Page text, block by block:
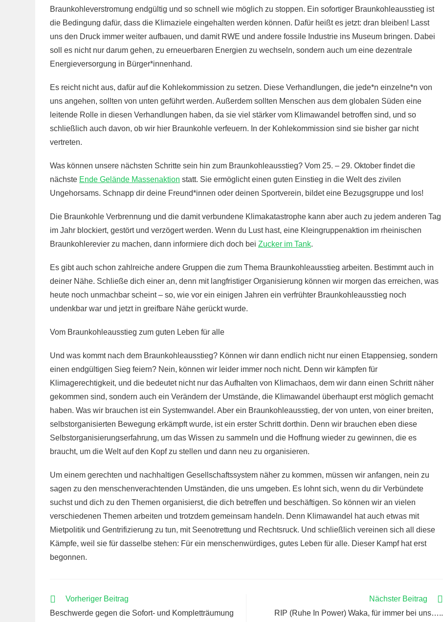
Braunkohleverstromung endgültig und so schnell wie möglich zu stoppen. Ein sofortiger Braunkohleausstieg ist
die Bedingung dafür, dass die Klimaziele eingehalten werden können. Dafür heißt es jetzt: dran bleiben! Lasst
uns den Druck immer weiter aufbauen, und damit RWE und andere fossile Industrie ins Museum bringen. Dabei
soll es nicht nur darum gehen, zu erneuerbaren Energien zu wechseln, sondern auch um eine dezentrale
Energieversorgung in Bürger*innenhand.
Es reicht nicht aus, dafür auf die Kohlekommission zu setzen. Diese Verhandlungen, die jede*n einzelne*n von
uns angehen, sollten von unten geführt werden. Außerdem sollten Menschen aus dem globalen Süden eine
leitende Rolle in diesen Verhandlungen haben, da sie viel stärker vom Klimawandel betroffen sind, und so
schließlich auch davon, ob wir hier Braunkohle verfeuern. In der Kohlekommission sind sie bisher gar nicht
vertreten.
Was können unsere nächsten Schritte sein hin zum Braunkohleausstieg? Vom 25. – 29. Oktober findet die
nächste Ende Gelände Massenaktion statt. Sie ermöglicht einen guten Einstieg in die Welt des zivilen
Ungehorsams. Schnapp dir deine Freund*innen oder deinen Sportverein, bildet eine Bezugsgruppe und los!
Die Braunkohle Verbrennung und die damit verbundene Klimakatastrophe kann aber auch zu jedem anderen Tag
im Jahr blockiert, gestört und verzögert werden. Wenn du Lust hast, eine Kleingruppenaktion im rheinischen
Braunkohlerevier zu machen, dann informiere dich doch bei Zucker im Tank.
Es gibt auch schon zahlreiche andere Gruppen die zum Thema Braunkohleausstieg arbeiten. Bestimmt auch in
deiner Nähe. Schließe dich einer an, denn mit langfristiger Organisierung können wir morgen das erreichen, was
heute noch unmachbar scheint – so, wie vor ein einigen Jahren ein verfrühter Braunkohleausstieg noch
undenkbar war und jetzt in greifbare Nähe gerückt wurde.
Vom Braunkohleausstieg zum guten Leben für alle
Und was kommt nach dem Braunkohleausstieg? Können wir dann endlich nicht nur einen Etappensieg, sondern
einen endgültigen Sieg feiern? Nein, können wir leider immer noch nicht. Denn wir kämpfen für
Klimagerechtigkeit, und die bedeutet nicht nur das Aufhalten von Klimachaos, dem wir dann einen Schritt näher
gekommen sind, sondern auch ein Verändern der Umstände, die Klimawandel überhaupt erst möglich gemacht
haben. Was wir brauchen ist ein Systemwandel. Aber ein Braunkohleausstieg, der von unten, von einer breiten,
selbstorganisierten Bewegung erkämpft wurde, ist ein erster Schritt dorthin. Denn wir brauchen eben diese
Selbstorganisierungserfahrung, um das Wissen zu sammeln und die Hoffnung wieder zu gewinnen, die es
braucht, um die Welt auf den Kopf zu stellen und dann neu zu organisieren.
Um einem gerechten und nachhaltigen Gesellschaftssystem näher zu kommen, müssen wir anfangen, nein zu
sagen zu den menschenverachtenden Umständen, die uns umgeben. Es lohnt sich, wenn du dir Verbündete
suchst und dich zu den Themen organisierst, die dich betreffen und beschäftigen. So können wir an vielen
verschiedenen Themen arbeiten und trotzdem gemeinsam handeln. Denn Klimawandel hat auch etwas mit
Mietpolitik und Gentrifizierung zu tun, mit Seenotrettung und Rechtsruck. Und schließlich vereinen sich all diese
Kämpfe, weil sie für dasselbe stehen: Für ein menschenwürdiges, gutes Leben für alle. Dieser Kampf hat erst
begonnen.
WEITERE
ANSEHEN
Vorheriger Beitrag
Beschwerde gegen die Sofort- und Kompletträumung
Nächster Beitrag
RIP (Ruhe In Power) Waka, für immer bei uns…..